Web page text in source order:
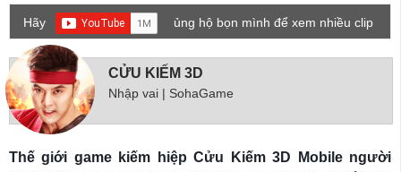
Hãy
ủng hộ bọn mình để xem nhiều clip
game mới hơn nhé!
CỬU KIẾM 3D
Nhập vai | SohaGame
Thế giới game kiếm hiệp Cửu Kiếm 3D Mobile người